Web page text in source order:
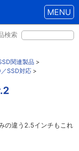
MENU
検索
関連製品 >
SSD対応 >
の違う2.5インチもこれ